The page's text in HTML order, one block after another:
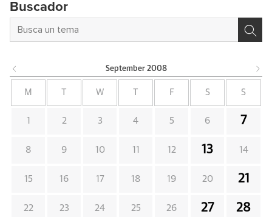
Buscador
September 2008
M W F S S
1 2 3 4 5 6 7
8 9 10 11 12 13 14
15 16 17 18 19 20 21
22 23 24 25 26 27 28